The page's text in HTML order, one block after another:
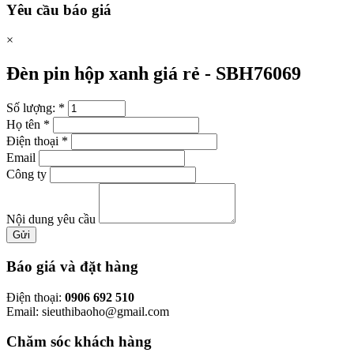
Yêu cầu báo giá
×
Đèn pin hộp xanh giá rẻ - SBH76069
Số lượng: *
Họ tên *
Điện thoại *
Email
Công ty
Nội dung yêu cầu
Gửi
Báo giá và đặt hàng
Điện thoại: 0906 692 510
Email: sieuthibaoho@gmail.com
Chăm sóc khách hàng